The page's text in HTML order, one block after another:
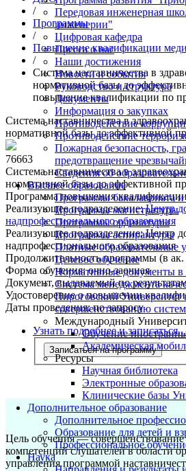
Передовая инженерная
инженерии"
Цифровая кафедра
Пресса о нас
Наши достижения
Новости и события
Руководство и структура
Документы
Информация о закупках
Противодействие
Противодействие
Пожарная безопасность,
предотвращение
Сведения об
Высшее образование
Программы бакалавриата и
Программы магистратуры
Программы ординатуры
Программы аспирантуры
Платные образовательные
Целевое обучение
Нормативные документы в
Система менеджмента
Пироговский Университет
совершенствованию
Международный
Обучение
Академическая
Ресурсы
Научная библиотека
Электронные
Клинические базы
Дополнительное образование
Дополнительное
Образование для детей и
Профессиональное
Наука
/
Программы
/
Повышение квалификации
/
Система наставничества в
нормативной базы до
повышение квалификации по
Система наставничества в
нормативной базы до эффективной
76663
Система наставничества в
нормативной базы до эффективной
Программа повышения
Реализующее подразделение:Центр
надпрофессионального образования
Реализующее подразделение:Центр
надпрофессионального образования
Продолжительность программы (в ак.
Форма обучения:очно-заочная
Документ, выдаваемый по
Удостоверение о повышении
Даты проведения:по запросу
Узнать подробнее и записаться...
Записаться на программу
Цель обучения — с
компетенций слушателей в области
управления программой